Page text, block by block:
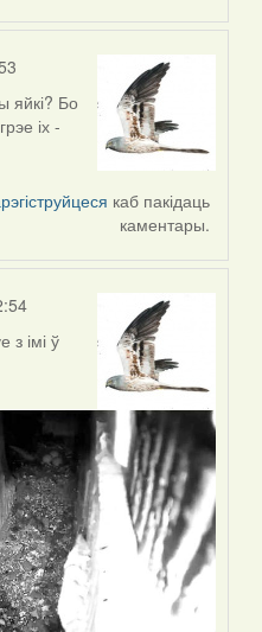
яйкі? Бо
іх -
каб пакідаць
каментары.
з імі ў